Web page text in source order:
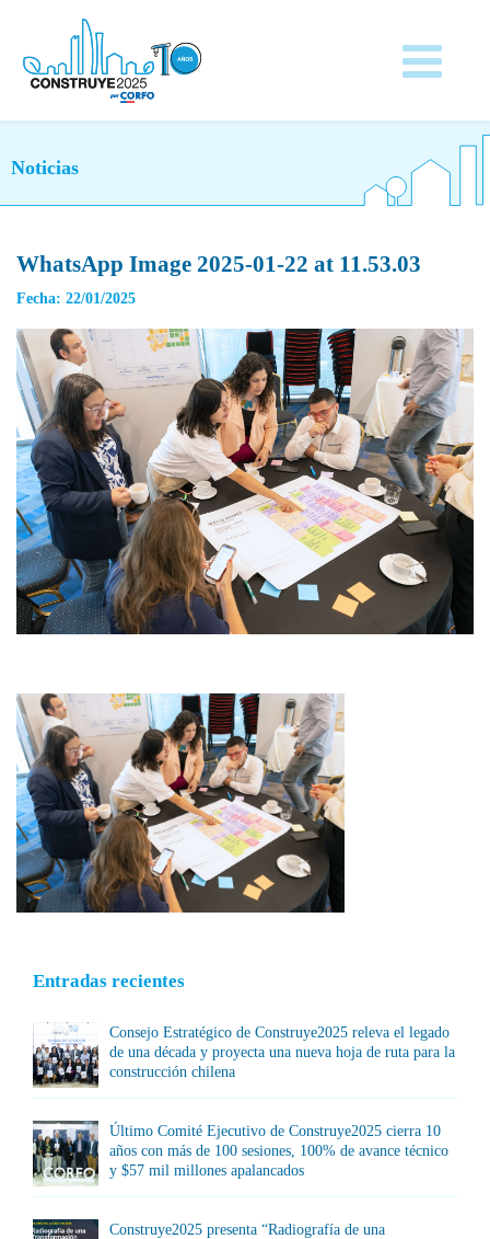
Noticias
WhatsApp Image 2025-01-22 at 11.53.03
Fecha: 22/01/2025
Entradas recientes
Consejo Estratégico de Construye2025 releva el legado
de una década y proyecta una nueva hoja de ruta para la
construcción chilena
Último Comité Ejecutivo de Construye2025 cierra 10
años con más de 100 sesiones, 100% de avance técnico
y $57 mil millones apalancados
Construye2025 presenta “Radiografía de una